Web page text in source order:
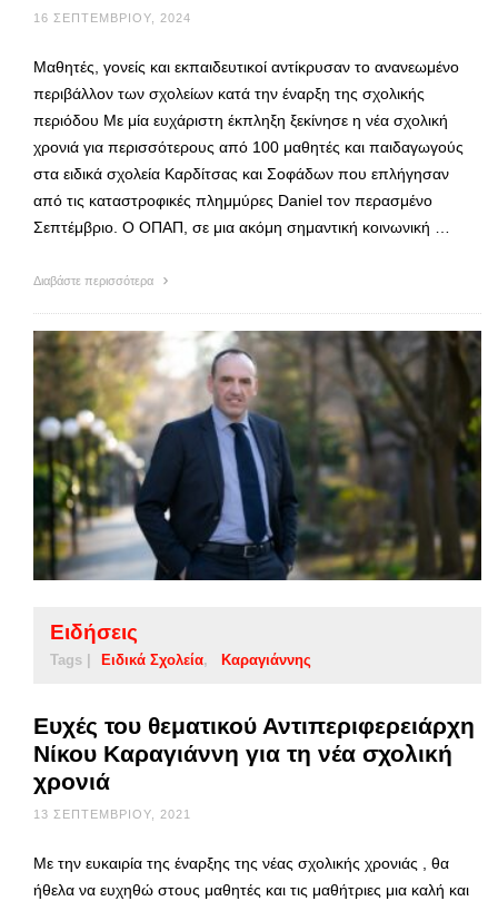
16 ΣΕΠΤΕΜΒΡΊΟΥ, 2024
Μαθητές, γονείς και εκπαιδευτικοί αντίκρυσαν το ανανεωμένο
περιβάλλον των σχολείων κατά την έναρξη της σχολικής
περιόδου Με μία ευχάριστη έκπληξη ξεκίνησε η νέα σχολική
χρονιά για περισσότερους από 100 μαθητές και παιδαγωγούς
στα ειδικά σχολεία Καρδίτσας και Σοφάδων που επλήγησαν
από τις καταστροφικές πλημμύρες Daniel τον περασμένο
Σεπτέμβριο. Ο ΟΠΑΠ, σε μια ακόμη σημαντική κοινωνική …
Διαβάστε περισσότερα
Ειδήσεις
Tags | Ειδικά Σχολεία Καραγιάννης
Ευχές του θεματικού Αντιπεριφερειάρχη
Νίκου Καραγιάννη για τη νέα σχολική
χρονιά
13 ΣΕΠΤΕΜΒΡΊΟΥ, 2021
Με την ευκαιρία της έναρξης της νέας σχολικής χρονιάς , θα
ήθελα να ευχηθώ στους μαθητές και τις μαθήτριες μια καλή και